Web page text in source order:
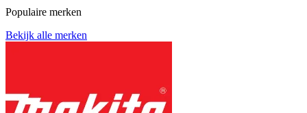
Populaire merken
Bekijk alle merken